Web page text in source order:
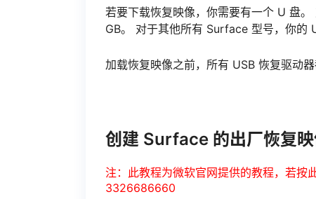
若要下载恢复映像，你需要有一个 U 盘
GB。 对于其他所有 Surface 型号，你的
加载恢复映像之前，所有 USB 恢复驱动器
创建 Surface 的出厂恢复
注：此教程为微软官网提供的教程，若按
3326686660